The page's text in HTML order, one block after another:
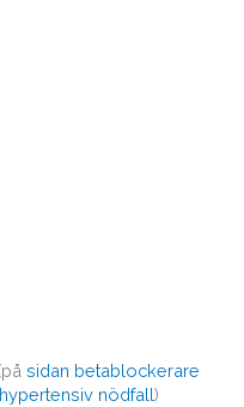
sidan betablockerare
nödfall)